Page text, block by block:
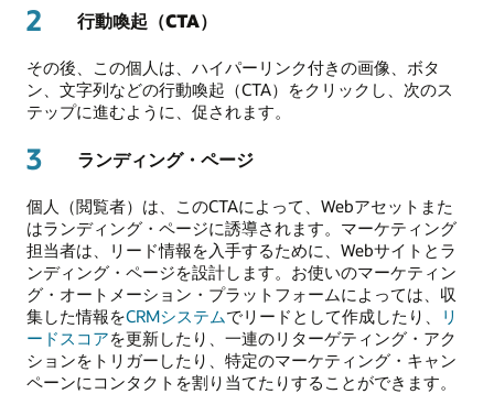
2 行動喚起（CTA）
その後、この個人は、ハイパーリンク付きの画像、ボタ
ン、文字列などの行動喚起（CTA）をクリックし、次のス
テップに進むように、促されます。
3 ランディング・ページ
個人（閲覧者）は、このCTAによって、Webアセットまた
はランディング・ページに誘導されます。マーケティング
担当者は、リード情報を入手するために、Webサイトとラ
ンディング・ページを設計します。お使いのマーケティン
グ・オートメーション・プラットフォームによっては、収
集した情報をCRMシステムでリードとして作成したり、
リ
ードスコアを更新したり、一連のリターゲティング・アク
ションをトリガーしたり、特定のマーケティング・キャン
ペーンにコンタクトを割り当てたりすることができます。